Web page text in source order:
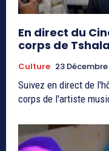
En direct du
corps de
Culture 23
Suivez en direct de
corps de l'artiste